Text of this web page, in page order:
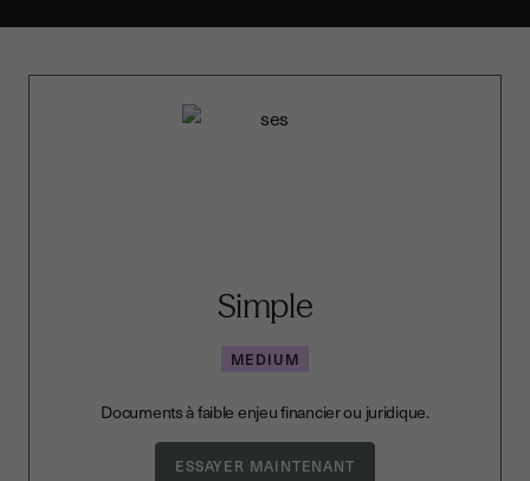
Simple
MEDIUM
Documents à faible enjeu financier ou juridique.